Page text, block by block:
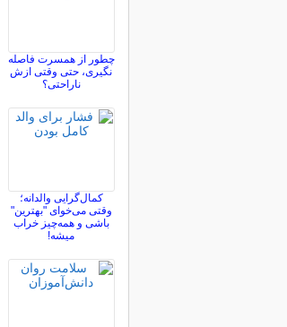
چطور از همسرت فاصله
نگيری، حتی وقتی ازش
ناراحتی؟
کمال‌گرایی والدانه؛
وقتی می‌خوای "بهترین"
باشی و همه‌چیز خراب
میشه!